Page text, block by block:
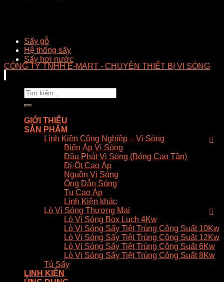
Sấy gỗ
Hệ thống sấy
Sấy hơi nước
CÔNG TY TNHH E-MART - CHUYÊN THIẾT BỊ VI SÓNG
Tìm
kiếm:
GIỚI THIỆU
SẢN PHẨM
Linh Kiện Công Nghiệp – Vi Sóng
Biến Áp Vi Sóng
Đầu Phát Vi Sóng (Bóng Cao Tần)
Đi-Ốt Cao Áp
Nguồn Vi Sóng
Ống Dẫn Sóng
Tụ Cao Áp
Linh Kiện khác
Lò Vi Sóng Thương Mại
Lò Vi Sóng Box Luch 4Kw
Lò Vi Sóng Sấy Tiệt Trùng Công Suất 10Kw
Lò Vi Sóng Sấy Tiệt Trùng Công Suất 12Kw
Lò Vi Sóng Sấy Tiệt Trùng Công Suất 6Kw
Lò Vi Sóng Sấy Tiệt Trùng Công Suất 8Kw
Tủ Sấy
LINH KIỆN